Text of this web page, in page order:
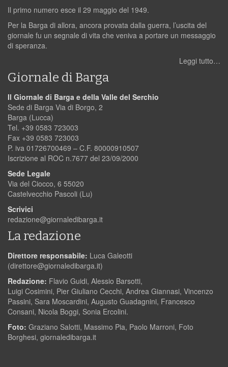
Il primo numero esce il 29 maggio del 1949.
Per la Barga di allora, ancora provata dalla guerra, l’uscita del
giornale fu un segnale di vita che veniva a portare un messaggio
di speranza.
Leggi tutto…
Giornale di Barga
Il Giornale di Barga e della Valle del Serchio
Sede di Barga Via di Borgo, 2
Barga (Lucca)
Tel. +39 0583 723003
Fax +39 0583 723003
P. iva 01726700469 – C.F. 80000910507
Iscrizione al ROC n.7677 del 23/09/2000
Sede Legale
Via del Ciocco, 6 55020
Castelvecchio Pascoli (Lu)
Scrivici
redazione@giornaledibarga.it
La redazione
Direttore responsabile: Luca Galeotti
(direttore@giornaledibarga.it)
Redazione: Flavio Guidi, Alessio Barsotti,
Luigi Cosimini, Pier Giuliano Cecchi, Andrea Giannasi, Vincenzo
Passini, Sara Moscardini, Augusto Guadagnini, Francesco
Consani, Nicola Boggi, Sonia Ercolini.
Foto: Graziano Salotti, Massimo Pia, Paolo Marroni, Foto
Borghesi, giornaledibarga.it